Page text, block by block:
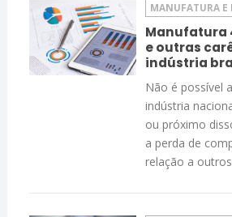
MANUFATURA E
Manufatura
e outras
indústria
Não é possível
indústria
ou próximo
a perda de
relação a outros